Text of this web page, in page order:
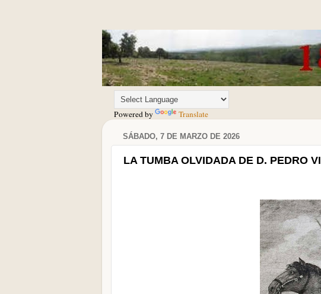
Powered by Translate
SÁBADO, 7 DE MARZO DE 2026
LA TUMBA OLVIDADA DE D. PEDRO